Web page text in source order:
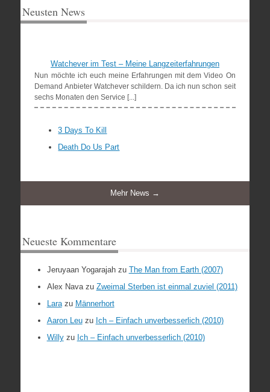
Neusten News
Watchever im Test – Meine Langzeiterfahrungen
Nun möchte ich euch meine Erfahrungen mit dem Video On
Demand Anbieter Watchever schildern. Da ich nun schon seit
sechs Monaten den Service [...]
3 Days To Kill
Death Do Us Part
Mehr News →
Neueste Kommentare
Jeruyaan Yogarajahzu The Man from Earth (2007)
Alex Navazu Zweimal Sterben ist einmal zuviel (2011)
Larazu Männerhort
Aaron Leuzu Ich – Einfach unverbesserlich (2010)
Willyzu Ich – Einfach unverbesserlich (2010)